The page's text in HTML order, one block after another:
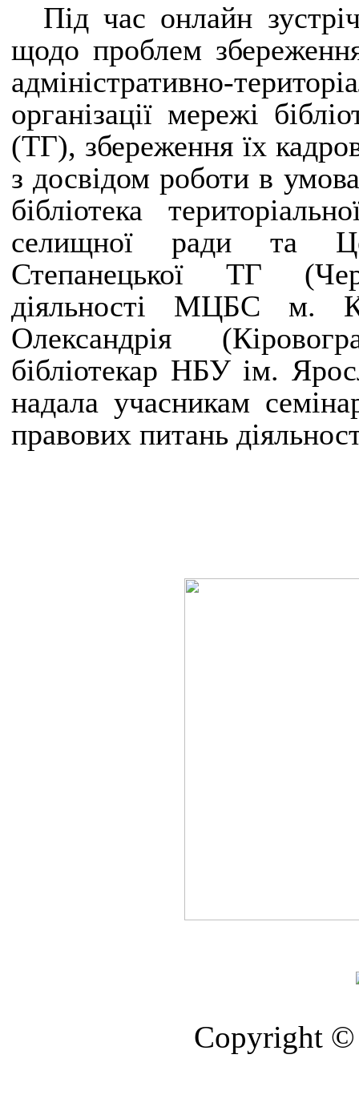
Під час онлайн
щодо проблем
адміністративно-
організації мережі
(ТГ), збереження їх
з досвідом роботи в
бібліотека
селищної ради та
Степанецької ТГ
діяльності МЦБС м.
Олександрія
бібліотекар НБУ ім.
надала учасникам
правових питань
Copyright ©